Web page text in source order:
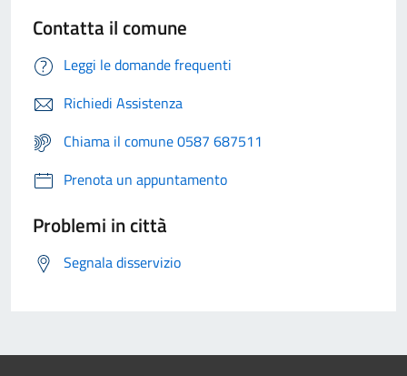
Contatta il comune
Leggi le domande frequenti
Richiedi Assistenza
Chiama il comune 0587 687511
Prenota un appuntamento
Problemi in città
Segnala disservizio